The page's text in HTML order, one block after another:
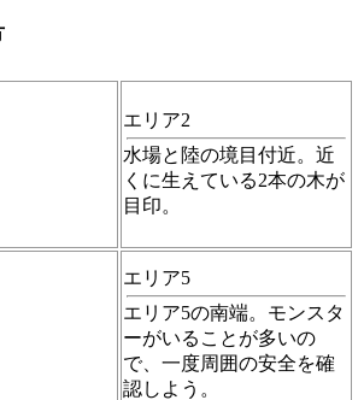
エリア2
水場と陸の境目付近。近
くに生えている2本の木が
目印。
エリア5
エリア5の南端。モンスタ
ーがいることが多いの
で、一度周囲の安全を確
認しよう。